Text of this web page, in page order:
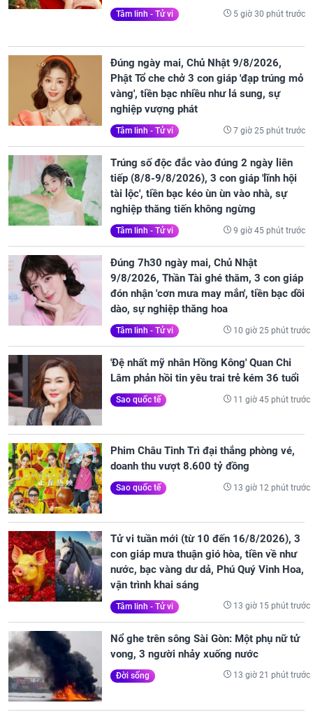
Tâm linh - Tử vi 5 giờ 30 phút trước
Đúng ngày mai, Chủ Nhật 9/8/2026,
Phật Tổ che chở 3 con giáp 'đạp trúng mỏ
vàng', tiền bạc nhiều như lá sung, sự
nghiệp vượng phát
Tâm linh - Tử vi 7 giờ 25 phút trước
Trúng số độc đắc vào đúng 2 ngày liên
tiếp (8/8-9/8/2026), 3 con giáp 'lĩnh hội
tài lộc', tiền bạc kéo ùn ùn vào nhà, sự
nghiệp thăng tiến không ngừng
Tâm linh - Tử vi 9 giờ 45 phút trước
Đúng 7h30 ngày mai, Chủ Nhật
9/8/2026, Thần Tài ghé thăm, 3 con giáp
đón nhận 'cơn mưa may mắn', tiền bạc dồi
dào, sự nghiệp thăng hoa
Tâm linh - Tử vi 10 giờ 25 phút trước
'Đệ nhất mỹ nhân Hồng Kông' Quan Chi
Lâm phản hồi tin yêu trai trẻ kém 36 tuổi
Sao quốc tế 11 giờ 45 phút trước
Phim Châu Tinh Trì đại thắng phòng vé,
doanh thu vượt 8.600 tỷ đồng
Sao quốc tế 13 giờ 12 phút trước
Tử vi tuần mới (từ 10 đến 16/8/2026), 3
con giáp mưa thuận gió hòa, tiền về như
nước, bạc vàng dư dả, Phú Quý Vinh Hoa,
vận trình khai sáng
Tâm linh - Tử vi 13 giờ 15 phút trước
Nổ ghe trên sông Sài Gòn: Một phụ nữ tử
vong, 3 người nhảy xuống nước
Đời sống 13 giờ 21 phút trước